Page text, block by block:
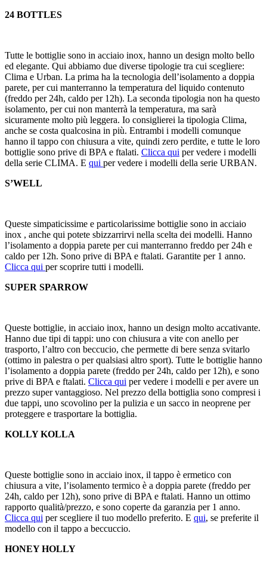
24 BOTTLES
Tutte le bottiglie sono in acciaio inox, hanno un design molto bello
ed elegante. Qui abbiamo due diverse tipologie tra cui scegliere:
Clima e Urban. La prima ha la tecnologia dell’isolamento a doppia
parete, per cui manterranno la temperatura del liquido contenuto
(freddo per 24h, caldo per 12h). La seconda tipologia non ha questo
isolamento, per cui non manterrà la temperatura, ma sarà
sicuramente molto più leggera. Io consiglierei la tipologia Clima,
anche se costa qualcosina in più. Entrambi i modelli comunque
hanno il tappo con chiusura a vite, quindi zero perdite, e tutte le loro
bottiglie sono prive di BPA e ftalati. Clicca qui per vedere i modelli
della serie CLIMA. E qui per vedere i modelli della serie URBAN.
S’WELL
Queste simpaticissime e particolarissime bottiglie sono in acciaio
inox , anche qui potete sbizzarrirvi nella scelta dei modelli. Hanno
l’isolamento a doppia parete per cui manterranno freddo per 24h e
caldo per 12h. Sono prive di BPA e ftalati. Garantite per 1 anno.
Clicca qui per scoprire tutti i modelli.
SUPER SPARROW
Queste bottiglie, in acciaio inox, hanno un design molto accativante.
Hanno due tipi di tappi: uno con chiusura a vite con anello per
trasporto, l’altro con beccucio, che permette di bere senza svitarlo
(ottimo in palestra o per qualsiasi altro sport). Tutte le bottiglie hanno
l’isolamento a doppia parete (freddo per 24h, caldo per 12h), e sono
prive di BPA e ftalati. Clicca qui per vedere i modelli e per avere un
prezzo super vantaggioso. Nel prezzo della bottiglia sono compresi i
due tappi, uno scovolino per la pulizia e un sacco in neoprene per
proteggere e trasportare la bottiglia.
KOLLY KOLLA
Queste bottiglie sono in acciaio inox, il tappo è ermetico con
chiusura a vite, l’isolamento termico è a doppia parete (freddo per
24h, caldo per 12h), sono prive di BPA e ftalati. Hanno un ottimo
rapporto qualità/prezzo, e sono coperte da garanzia per 1 anno.
Clicca qui per scegliere il tuo modello preferito. E qui, se preferite il
modello con il tappo a beccuccio.
HONEY HOLLY